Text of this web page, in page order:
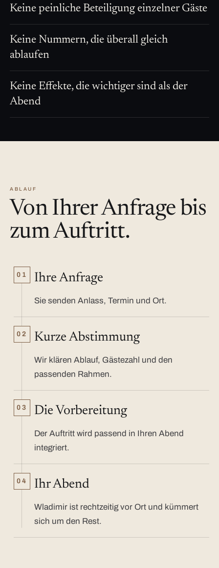
Keine peinliche Beteiligung einzelner Gäste
Keine Nummern, die überall gleich
ablaufen
Keine Effekte, die wichtiger sind als der
Abend
ABLAUF
Von Ihrer Anfrage bis
zum Auftritt.
01 Ihre Anfrage
Sie senden Anlass, Termin und Ort.
02 Kurze Abstimmung
Wir klären Ablauf, Gästezahl und den
passenden Rahmen.
03 Die Vorbereitung
Der Auftritt wird passend in Ihren Abend
integriert.
04 Ihr Abend
Wladimir ist rechtzeitig vor Ort und kümmert
sich um den Rest.